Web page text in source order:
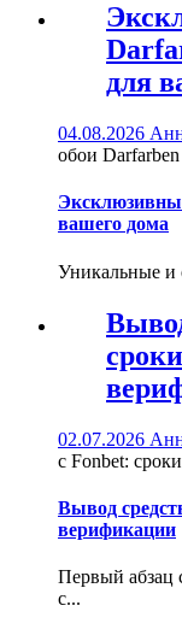
для
04.08.2026
обои
вашего дома
Уникальные и
02.07.2026
с Fonbet:
Вывод
верификации
Первый абзац
с...